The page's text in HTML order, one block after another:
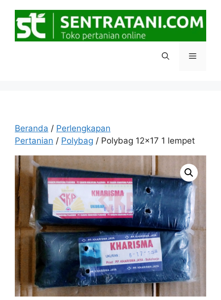
Menu
Beranda / Perlengkapan
Pertanian / Polybag / Polybag 12×17 1 lempet